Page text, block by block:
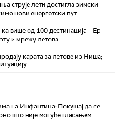
струје лети достигла зимски
нови енергетски пут
више од 100 дестинација – Ер
и мрежу летова
карата за летове из Ниша;
на Инфантина: Покушај да се
што није могуће гласањем